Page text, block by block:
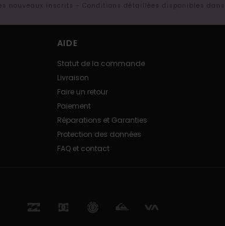
nouveaux inscrits - Conditions détaillées disponibles
AIDE
Statut de la commande
Livraison
Faire un retour
Paiement
Réparations et Garanties
Protection des données
FAQ et contact